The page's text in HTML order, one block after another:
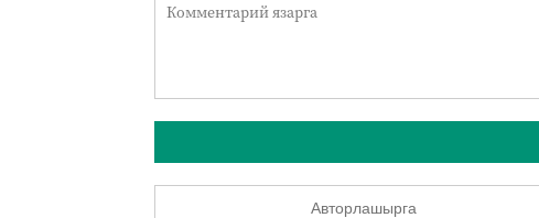
Авторлашырга